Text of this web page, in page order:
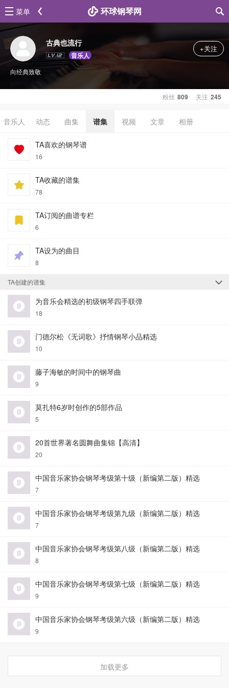
环球钢琴网
菜单
古典也流行
音乐人
+关注
向经典致敬
粉丝 809 关注 245
音乐人 动态 曲集 谱集 视频 文章 相册
TA喜欢的钢琴谱
16
TA收藏的谱集
78
TA订阅的曲谱专栏
6
TA设为的曲目
8
TA创建的谱集
为音乐会精选的初级钢琴四手联弹
18
门德尔松《无词歌》抒情钢琴小品精选
10
藤子海敏的时间中的钢琴曲
9
莫扎特6岁时创作的5部作品
5
20首世界著名圆舞曲集锦【高清】
20
中国音乐家协会钢琴考级第十级（新编第二版）精选
7
中国音乐家协会钢琴考级第九级（新编第二版）精选
7
中国音乐家协会钢琴考级第八级（新编第二版）精选
8
中国音乐家协会钢琴考级第七级（新编第二版）精选
9
中国音乐家协会钢琴考级第六级（新编第二版）精选
9
加载更多